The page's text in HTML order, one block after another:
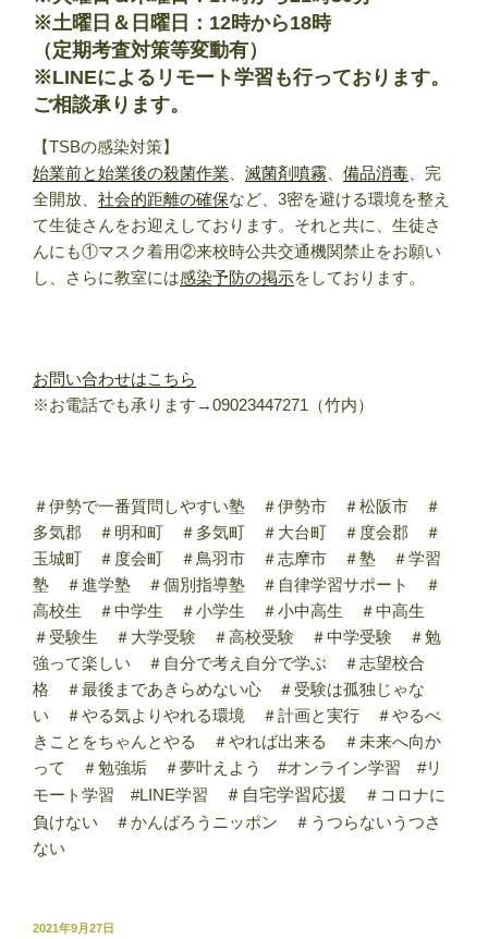
※土曜日＆日曜日：12時から18時
（定期考査対策等変動有）
※LINEによるリモート学習も行っております。
ご相談承ります。
【TSBの感染対策】
始業前と始業後の殺菌作業
滅菌剤噴霧 備品消毒 、完
全開放、 社会的距離の確保など、3密を避ける環境を整え
て生徒さんをお迎えしております。それと共に、生徒さ
んにも①マスク着用②来校時公共交通機関禁止をお願い
し、さらに教室には感染予防の掲示をしております。
お問い合わせはこちら
※お電話でも承ります→09023447271（竹内）
＃伊勢で一番質問しやすい塾 ＃伊勢市 ＃松阪市 ＃
多気郡 ＃明和町 ＃多気町 ＃大台町 ＃度会郡 ＃
玉城町 ＃度会町 ＃鳥羽市 ＃志摩市 ＃塾 ＃学習
塾 ＃進学塾 ＃個別指導塾 ＃自律学習サポート ＃
高校生 ＃中学生 ＃小学生 ＃小中高生 ＃中高生
＃受験生 ＃大学受験 ＃高校受験 ＃中学受験 ＃勉
強って楽しい ＃自分で考え自分で学ぶ ＃志望校合
格 ＃最後まであきらめない心 ＃受験は孤独じゃな
い ＃やる気よりやれる環境 ＃計画と実行 ＃やるべ
きことをちゃんとやる ＃やれば出来る ＃未来へ向か
って ＃勉強垢 ＃夢叶えよう #オンライン学習 #リ
モート学習 #LINE学習
＃自宅学習応援
＃コロナに
負けない ＃かんばろうニッポン ＃うつらないうつさ
ない
投
2021年9月27日